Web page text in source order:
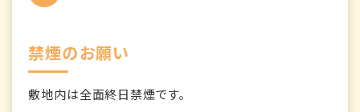
禁煙のお願い
敷地内は全面終日禁煙です。